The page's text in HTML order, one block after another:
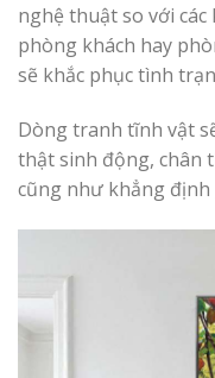
nghệ thuật so với
phòng khách hay
sẽ khắc phục tình
Dòng tranh tĩnh vật
thật sinh động, chân
cũng như khẳng định